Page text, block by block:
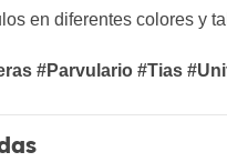
en diferentes colores y
#Parvulario #Tias